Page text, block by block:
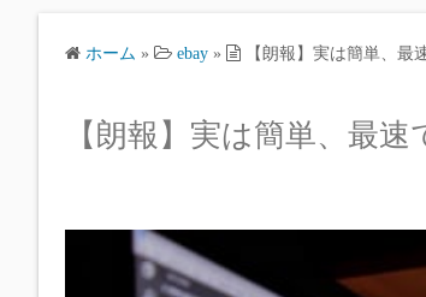
ホーム » ebay » 【朗報】実は簡単、最
【朗報】実は簡単、最